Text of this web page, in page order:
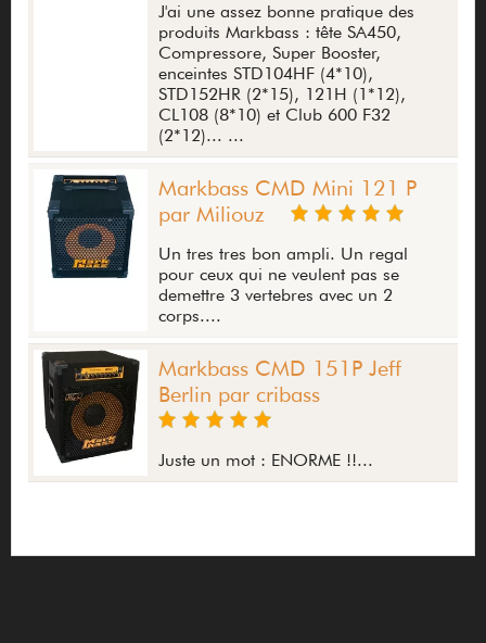
J'ai une assez bonne pratique des
produits Markbass : tête SA450,
Compressore, Super Booster,
enceintes STD104HF (4*10),
STD152HR (2*15), 121H (1*12),
CL108 (8*10) et Club 600 F32
(2*12)... ...
Markbass CMD Mini 121 P
par Miliouz
Un tres tres bon ampli. Un regal
pour ceux qui ne veulent pas se
demettre 3 vertebres avec un 2
corps....
Markbass CMD 151P Jeff
Berlin par cribass
Juste un mot : ENORME !!...